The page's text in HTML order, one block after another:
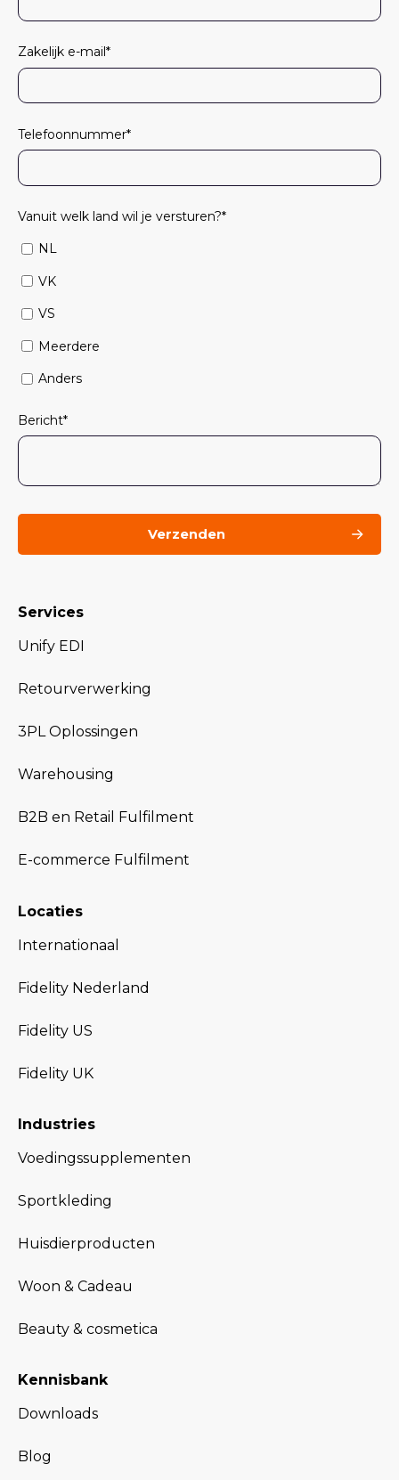
Services
Unify EDI
Retourverwerking
3PL Oplossingen
Warehousing
B2B en Retail Fulfilment
E-commerce Fulfilment
Locaties
Internationaal
Fidelity Nederland
Fidelity US
Fidelity UK
Industries
Voedingssupplementen
Sportkleding
Huisdierproducten
Woon & Cadeau
Beauty & cosmetica
Kennisbank
Downloads
Blog
Zakelijk e-mail*
Telefoonnummer*
Vanuit welk land wil je versturen?*
NL
VK
VS
Meerdere
Anders
Bericht*